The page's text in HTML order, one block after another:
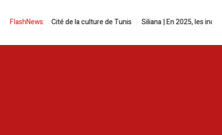
FlashNews:
de la culture de Tunis Siliana | En 2025, les incendies ont